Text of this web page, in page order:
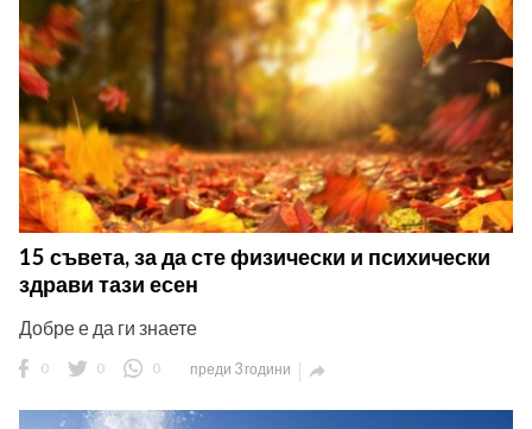
15 съвета, за да сте физически и психически
здрави тази есен
Добре е да ги знаете
0 0 0 преди 3 години 